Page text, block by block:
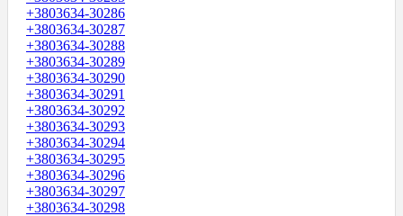
+3803634-30286
+3803634-30287
+3803634-30288
+3803634-30289
+3803634-30290
+3803634-30291
+3803634-30292
+3803634-30293
+3803634-30294
+3803634-30295
+3803634-30296
+3803634-30297
+3803634-30298